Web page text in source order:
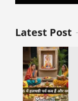
Latest Post